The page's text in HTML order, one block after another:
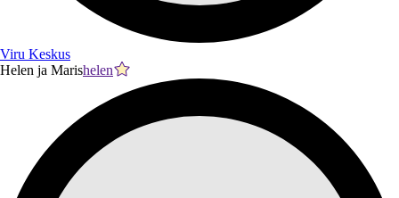
Viru Keskus
Helen ja Marishelen